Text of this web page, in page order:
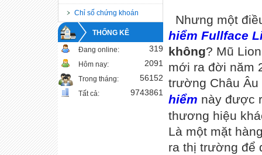
Chỉ số chứng khoán
THỐNG KÊ
Đang online: 319
Hôm nay: 2091
Trong tháng: 56152
Tất cả: 9743861
Nhưng một
hiểm Fullface
không? Mũ
mới ra đời năm
trường Châu
hiểm này được
thương hiệu
Là một mặt
ra thị trường để